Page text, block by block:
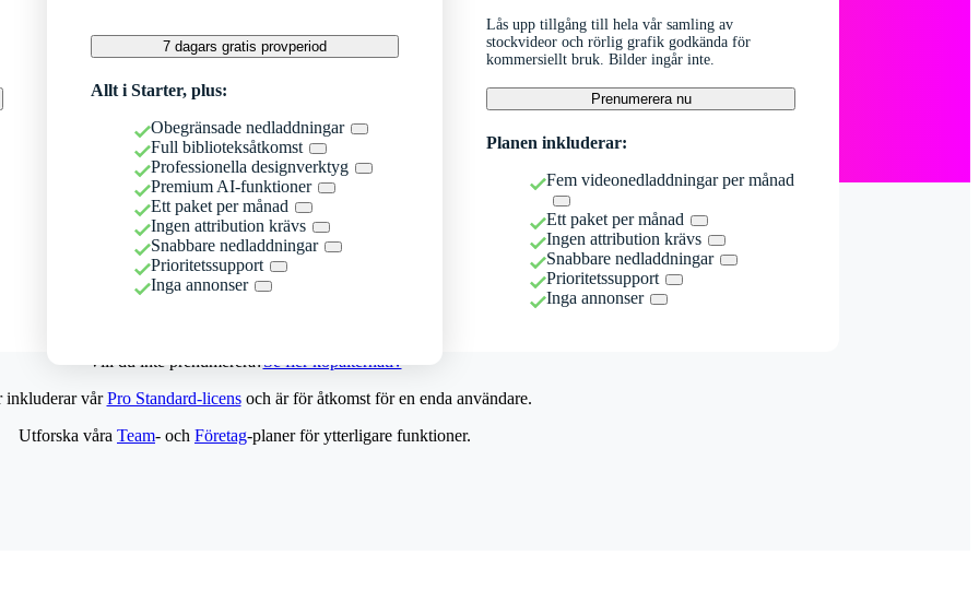
7 dagars gratis provperiod
Allt i Starter, plus:
Obegränsade nedladdningar
Full biblioteksåtkomst
Professionella designverktyg
Premium AI-funktioner
Ett paket per månad
Ingen attribution krävs
Snabbare nedladdningar
Prioritetssupport
Inga annonser
Lås upp tillgång till hela vår samling av
stockvideor och rörlig grafik godkända för
kommersiellt bruk. Bilder ingår inte.
Prenumerera nu
Planen inkluderar:
Fem videonedladdningar per månad
Ett paket per månad
Ingen attribution krävs
Snabbare nedladdningar
Prioritetssupport
Inga annonser
Vill du inte prenumerera?Se fler köpalternativ
inkluderar vårPro Standard-licensoch är för åtkomst för en enda användare.
Utforska våra Team- och Företag-planer för ytterligare funktioner.